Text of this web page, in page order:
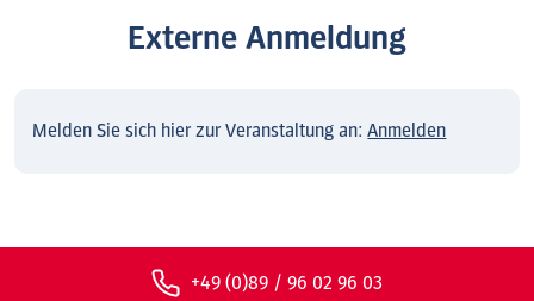
Externe Anmeldung
Melden Sie sich hier zur Veranstaltung an:Anmelden
+49 (0)89 / 96 02 96 03